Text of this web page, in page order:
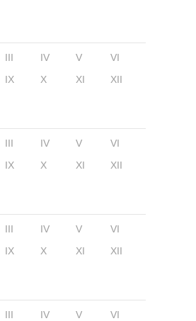
III IV V
VI
IX X XI XII
III IV V
VI
IX X XI XII
III IV V
VI
IX X XI XII
III IV V
VI